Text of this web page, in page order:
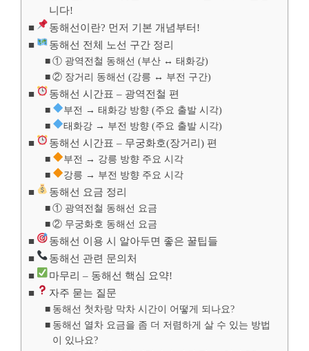
니다!
동해선이란? 먼저 기본 개념부터!
동해선 전체 노선 구간 정리
① 광역전철 동해선 (부산 ↔ 태화강)
② 장거리 동해선 (강릉 ↔ 부전 구간)
동해선 시간표 – 광역전철 편
부전 → 태화강 방향 (주요 출발 시각)
태화강 → 부전 방향 (주요 출발 시각)
동해선 시간표 – 무궁화호(장거리) 편
부전 → 강릉 방향 주요 시각
강릉 → 부전 방향 주요 시각
동해선 요금 정리
① 광역전철 동해선 요금
② 무궁화호 동해선 요금
동해선 이용 시 알아두면 좋은 꿀팁들
동해선 관련 문의처
마무리 – 동해선 핵심 요약!
자주 묻는 질문
동해선 첫차랑 막차 시간이 어떻게 되나요?
동해선 열차 요금을 좀 더 저렴하게 살 수 있는 방법
이 있나요?